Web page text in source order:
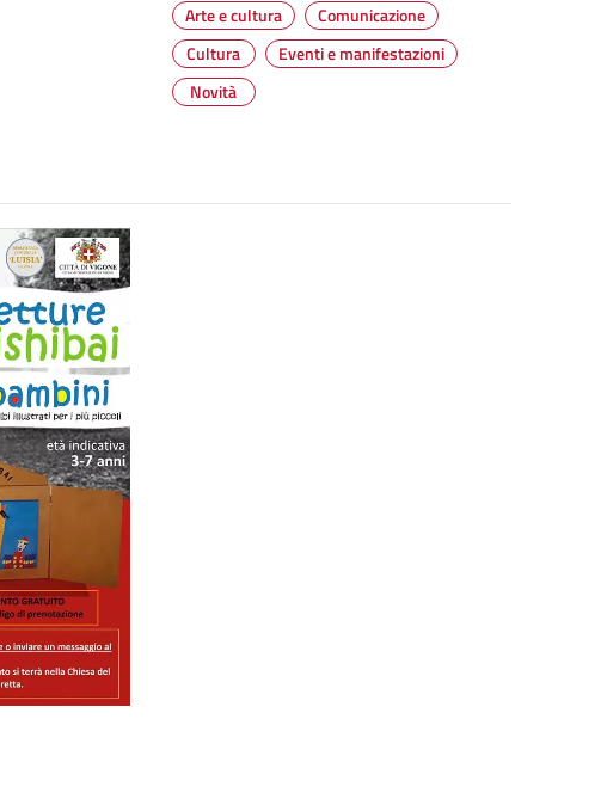
Arte e cultura
Comunicazione
Cultura
Eventi e manifestazioni
Novità